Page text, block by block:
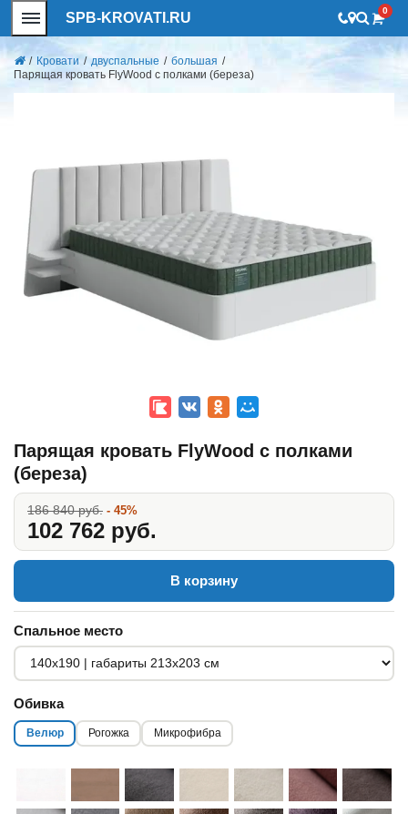
SPB-KROVATI.RU 0
/ Кровати / двуспальные / большая /
Парящая кровать FlyWood с полками (береза)
Парящая кровать FlyWood с полками
(береза)
186 840 руб. - 45%
102 762 руб.
В корзину
Спальное место
Обивка
Велюр Рогожка Микрофибра